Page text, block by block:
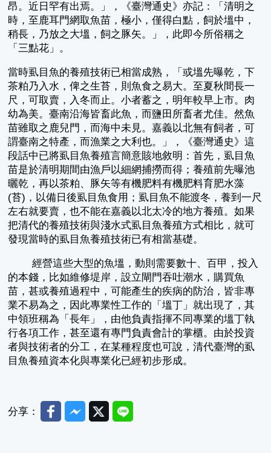
昂。近日罕有出焉。」，《臺灣通史》亦記：「清明之
時，至鹿耳門網取魚苗，極小，僅得白點，飼於塭中，
稍長，乃放之大塭，飼之豚矢。」，此即今所俗稱之
「三點花」。
當時虱目魚的養殖技術已相當成熟，「或塭先曝乾，下
茶粕乃入水，俾之生苔，則魚食之易大。至夏秋間長一
尺，可取賣，入冬而止。小者蓄之，明年較早上市。肉
幼為美。臺南沿海皆畜此魚，而鹽田所畜者尤佳。然魚
苗雖取之鹿兒門，而海中未見。嘉義以北無有飼者，可
謂臺南之特產，而漁業之大利也。」，《臺灣通史》這
段話中已將虱目魚養殖言簡意賅地敘明：首先，虱目魚
苗是於清明期間由漁戶以細網捕撈而得；養殖前先曝池
曬乾，再以茶粕、豚矢等有機肥料有機肥料育肥水藻
(苔)，以備日後虱目魚食用；虱目魚不能渡冬，養到一尺
左右就要賣，也不能在嘉義以北太冷的地方養殖。如果
把清代的養殖技術與淺水式虱目魚養殖方式相比，就可
發現當時的虱目魚養殖技術已有相當基礎。
經營這些大型的魚塭，動則需要數十、百甲，投入
的本錢，比如維修堤岸，設立閘門吞吐潮水，購買魚
苗，甚或養殖過程中，可能產生的疾病的防治，皆非專
業不易為之，因此專業性工作的「塭丁」就出現了，其
中領班稱為「長年」，由他負責指揮不同專業的塭丁執
行各項工作，甚至還有專門負責會計的掌櫃。由於投資
者與技術者的分工，在某種程度也可說，清代臺灣的虱
目魚養殖資本化與專業化已經初步形成。
分享： FacebookMessenger
TwitterLine